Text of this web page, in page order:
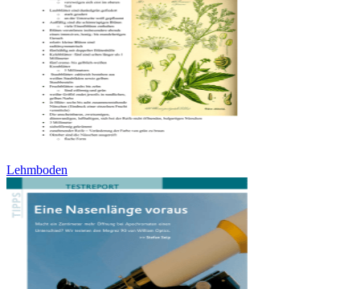
Lehmboden